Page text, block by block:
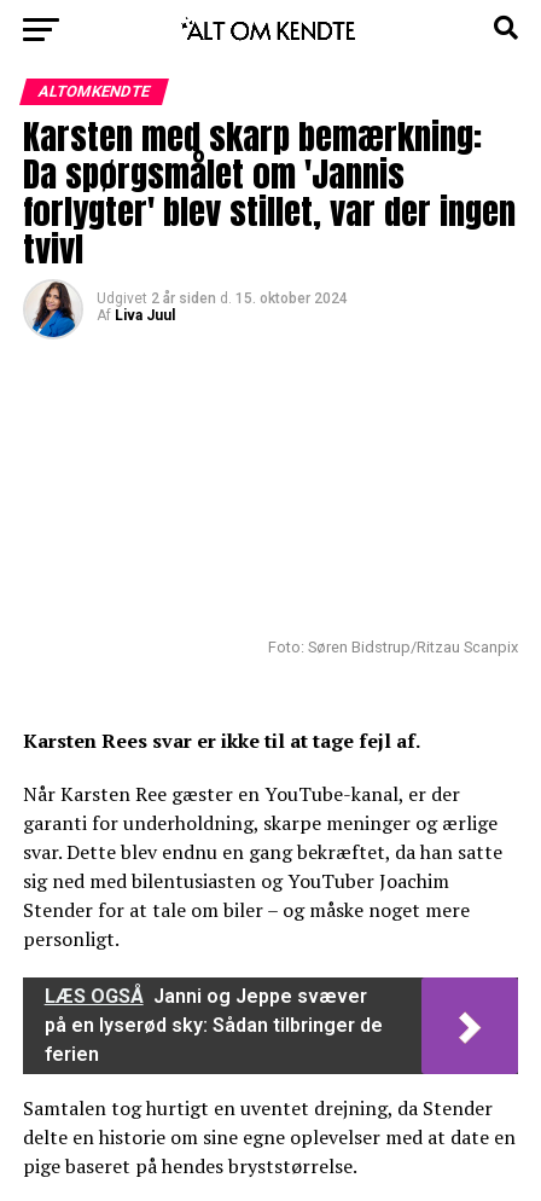
ALTOMKENDTE
Karsten med skarp bemærkning:
Da spørgsmålet om 'Jannis
forlygter' blev stillet, var der ingen
tvivl
Udgivet 2 år siden d. 15. oktober 2024
Af Liva Juul
Foto: Søren Bidstrup/Ritzau Scanpix
Karsten Rees svar er ikke til at tage fejl af.
Når Karsten Ree gæster en YouTube-kanal, er der
garanti for underholdning, skarpe meninger og ærlige
svar. Dette blev endnu en gang bekræftet, da han satte
sig ned med bilentusiasten og YouTuber Joachim
Stender for at tale om biler – og måske noget mere
personligt.
LÆS OGSÅ Janni og Jeppe svæver
på en lyserød sky: Sådan tilbringer de
ferien
Samtalen tog hurtigt en uventet drejning, da Stender
delte en historie om sine egne oplevelser med at date en
pige baseret på hendes bryststørrelse.